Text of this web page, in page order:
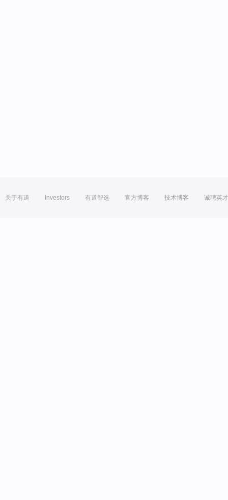
关于有道 Investors 有道智选 官方博客 技术博客 诚聘英才